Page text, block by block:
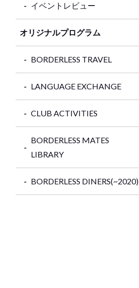
イベントレビュー
オリジナルプログラム
BORDERLESS TRAVEL
LANGUAGE EXCHANGE
CLUB ACTIVITIES
BORDERLESS MATES
LIBRARY
BORDERLESS DINERS(~2020)